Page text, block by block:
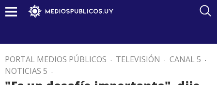
PORTAL MEDIOS PÚBLICOS . TELEVISIÓN . CANAL 5 .
NOTICIAS 5 .